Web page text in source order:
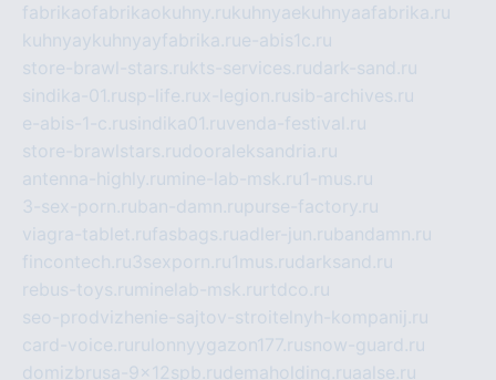
fabrikaofabrikaokuhny.rukuhnyaekuhnyaafabrika.ru
kuhnyaykuhnyayfabrika.rue-abis1c.ru
store-brawl-stars.rukts-services.rudark-sand.ru
sindika-01.rusp-life.rux-legion.rusib-archives.ru
e-abis-1-c.rusindika01.ruvenda-festival.ru
store-brawlstars.rudooraleksandria.ru
antenna-highly.ru mine-lab-msk.ru1-mus.ru
3-sex-porn.ruban-damn.rupurse-factory.ru
viagra-tablet.rufasbags.ruadler-jun.rubandamn.ru
fincontech.ru3sexporn.ru1mus.rudarksand.ru
rebus-toys.ru minelab-msk.ru rtdco.ru
seo-prodvizhenie-sajtov-stroitelnyh-kompanij.ru
card-voice.ru rulonnyygazon177.rusnow-guard.ru
domizbrusa-9x12spb.rudemaholding.ruaalse.ru